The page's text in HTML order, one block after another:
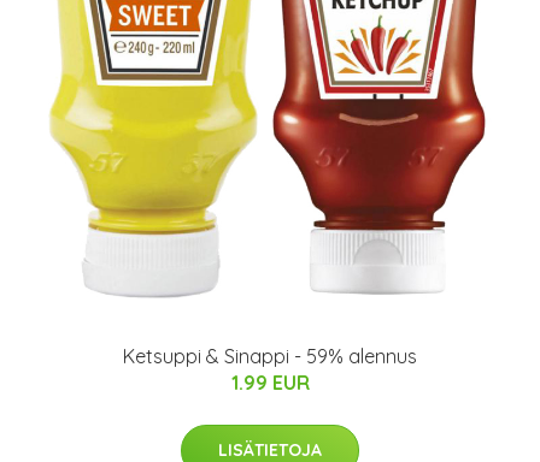
Ketsuppi & Sinappi - 59% alennus
1.99 EUR
LISÄTIETOJA